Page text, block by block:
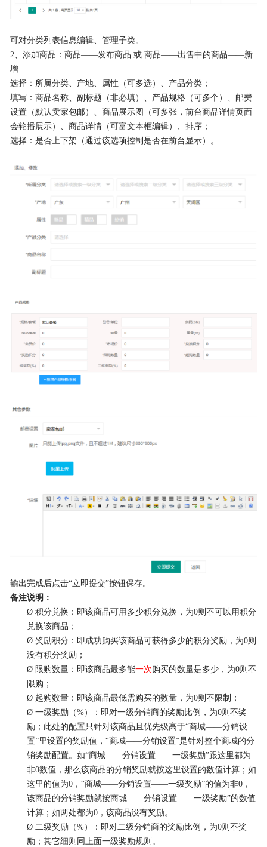
可对分类列表信息编辑、管理子类。
2、添加商品：商品——发布商品 或 商品——出售中的商品——新
增
选择：所属分类、产地、属性（可多选）、产品分类；
填写：商品名称、副标题（非必填）、产品规格（可多个）、邮费
设置（默认卖家包邮）、商品展示图（可多张，前台商品详情页面
会轮播展示）、商品详情（可富文本框编辑）、排序；
选择：是否上下架（通过该选项控制是否在前台显示）。
输出完成后点击“立即提交”按钮保存。
备注说明：
Ø积分兑换：即该商品可用多少积分兑换，为0则不可以用积分
兑换该商品；
Ø奖励积分：即成功购买该商品可获得多少的积分奖励，为0则
没有积分奖励；
Ø 限购数量：即该商品最多能一次购买的数量是多少，为0则不
限购；
Ø 起购数量：即该商品最低需购买的数量，为0则不限制；
Ø一级奖励（%）：即对一级分销商的奖励比例，为0则不奖
励；此处的配置只针对该商品且优先级高于“商城——分销设
置”里设置的奖励值，“商城——分销设置”是针对整个商城的分
销奖励配置。如“商城——分销设置——一级奖励”跟这里都为
非0数值，那么该商品的分销奖励就按这里设置的数值计算；如
这里的值为0，“商城——分销设置——一级奖励”的值为非0，
该商品的分销奖励就按商城——分销设置——一级奖励”的数值
计算；如两处都为0，该商品没有奖励。
Ø二级奖励（%）：即对二级分销商的奖励比例，为0则不奖
励；其它细则同上面一级奖励规则。